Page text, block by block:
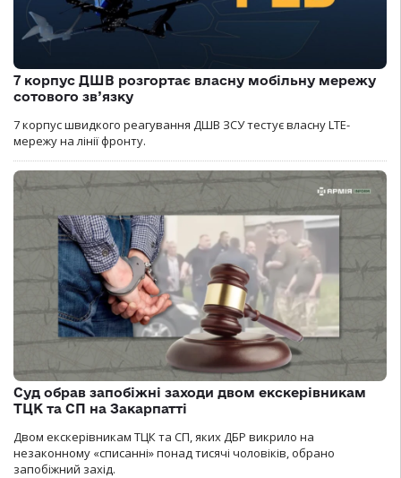
7 корпус ДШВ розгортає власну мобільну мережу
сотового зв’язку
7 корпус швидкого реагування ДШВ ЗСУ тестує власну LTE-
мережу на лінії фронту.
Суд обрав запобіжні заходи двом екскерівникам
ТЦК та СП на Закарпатті
Двом екскерівникам ТЦК та СП, яких ДБР викрило на
незаконному «списанні» понад тисячі чоловіків, обрано
запобіжний захід.